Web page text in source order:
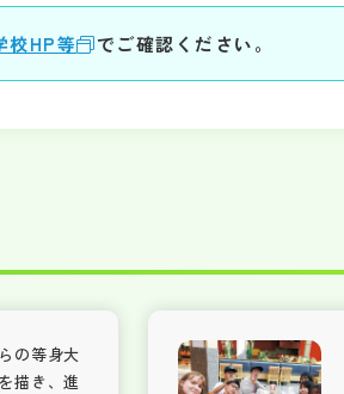
校HP等 でご確認ください。
の等身大
描き、進